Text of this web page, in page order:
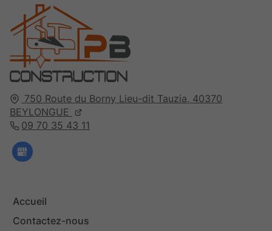
750 Route du Borny Lieu-dit Tauzia, 40370
BEYLONGUE
09 70 35 43 11
Accueil
Contactez-nous